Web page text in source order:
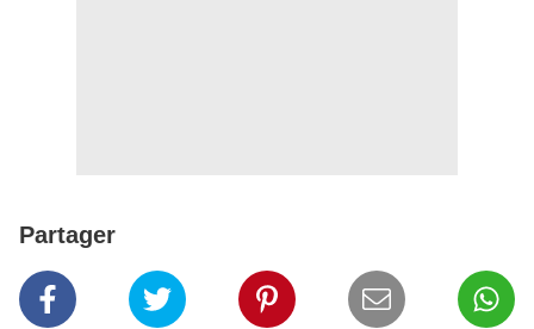
Partager